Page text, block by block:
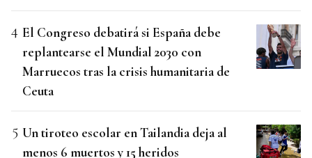
El Congreso debatirá si España debe
replantearse el Mundial 2030 con
Marruecos tras la crisis humanitaria de
Ceuta
Un tiroteo escolar en Tailandia deja al
menos 6 muertos y 15 heridos